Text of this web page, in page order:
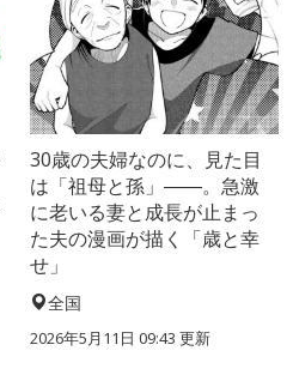
30歳の夫婦なのに、見た目
は「祖母と孫」――。急激
に老いる妻と成長が止まっ
た夫の漫画が描く「歳と幸
せ」
全国
2026年5月11日 09:43 更新